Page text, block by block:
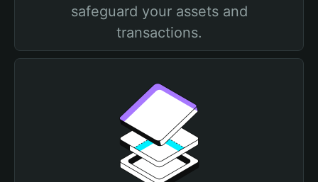
safeguard your assets and
transactions.